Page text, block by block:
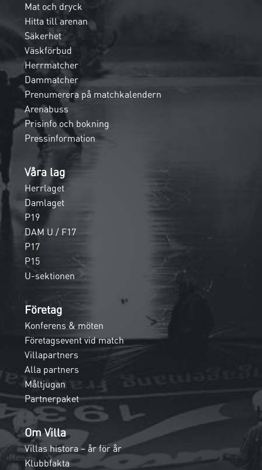
Mat och dryck
Hitta till arenan
Säkerhet
Väskförbud
Herrmatcher
Dammatcher
Prenumerera på matchkalendern
Arenabuss
Prisinfo och bokning
Pressinformation
Våra lag
Herrlaget
Damlaget
P19
DAM U / F17
P17
P15
U-sektionen
Företag
Konferens & möten
Företagsevent vid match
Villapartners
Alla partners
Måltjugan
Partnerpaket
Om Villa
Villas histora – år för år
Klubbfakta